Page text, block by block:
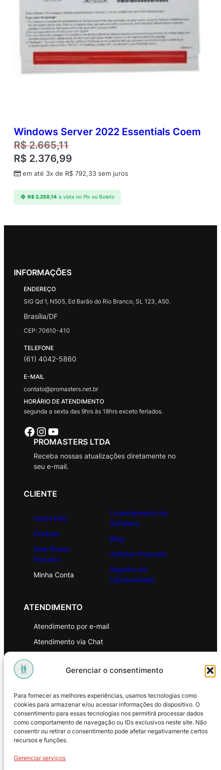
Gerenciar o consentimento
Para fornecer as melhores experiências, usamos tecnologias como
cookies para armazenar e/ou acessar informações do dispositivo. O
consentimento para essas tecnologias nos permitirá processar dados
como comportamento de navegação ou IDs exclusivos neste site. Não
consentir ou retirar o consentimento pode afetar negativamente certos
recursos e funções.
Gerenciar serviços
Windows Server 2022 Essentials Coem
R$2.665,11
R$ 2.376,99
em até 3x de R$ 792,33 sem juros
R$2.258,14 à vista no Pix ou Boleto
INFORMAÇÕES
ENDEREÇO
SIG Qd 1, N505, Ed Barão do Rio Branco, SL 123, A50.
Brasília/DF
CEP: 70610-410
TELEFONE
(61) 4042-5860
E-MAIL
contato@promasters.net.br
HORÁRIO DE ATENDIMENTO
segunda a sexta das 9hrs às 18hrs exceto feriados.
Facebook Instagram Youtube
PROMASTERS LTDA
Receba nossas atualizações diretamente no
seu e-mail.
CLIENTE
Sobre Nós
Contato
Seja Nosso
Parceiro
Minha Conta
Licenciamento de
Software
Blog
Solicitar Proposta
Registro de
Oportunidade
ATENDIMENTO
Atendimento por e-mail
Atendimento via Chat
Política de Privacidade
Política de Troca e Devoluções
Política de Reembolso